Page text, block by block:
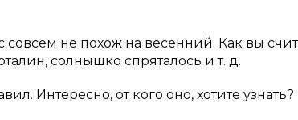
совсем не похож на весенний. Как вы
солнышко спряталось и т. д.
Интересно, от кого оно, хотите узнать?